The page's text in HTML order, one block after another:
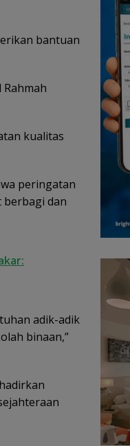
bantuan
Rahmah
kualitas
peringatan
dan
adik-adik
binaan,”